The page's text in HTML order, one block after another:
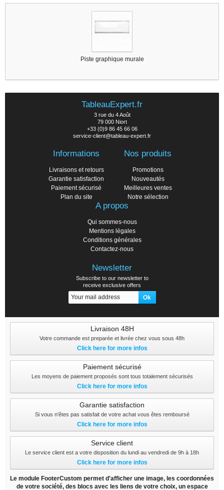
Piste graphique murale
TableauExpert.fr
3 rue du 4 Août
79 000 Niort
+33 (0)9 86 45 66 06
service-client@tableau-expert.fr
Informations
Livraisons et retours
Garantie satisfaction
Paiement sécurisé
Plan du site
Nos produits
Promotions
Nouveautés
Meilleures ventes
Notre sélection
A propos
Qui sommes-nous
Mentions légales
Conditions générales
Contactez-nous
Newsletter
Subscribe to our newsletter to
receive exclusive offers
Livraison 48H
Votre commande est preparée et livrée chez vous sous 48h
Click here for more infos
Paiement sécurisé
Les moyens de paiement proposés sont tous totalement sécurisés
Click here for more infos
Garantie satisfaction
Si vous n'êtes pas satisfait de votre achat vous êtes remboursé
Click here for more infos
Service client
Le service client est a votre disposition du lundi au vendredi de 9h à 18h
Click here for more infos
Le module FooterCustom permet d'afficher une image, les coordonnées
de votre société, des blocs avec les liens de votre choix, un espace